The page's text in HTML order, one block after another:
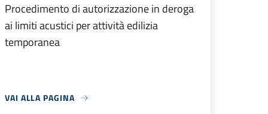
Procedimento di autorizzazione in deroga
ai limiti acustici per attività edilizia
temporanea
VAI ALLA PAGINA